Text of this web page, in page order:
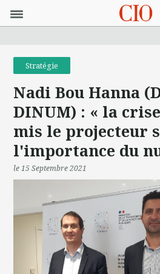
Stratégie
Nadi Bou Hanna
DINUM) : « la
mis le projecteur
l'importance du
le 15 Septembre 2021